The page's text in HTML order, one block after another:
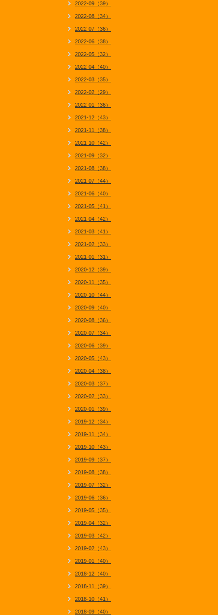
2022-09（39）
2022-08（34）
2022-07（36）
2022-06（38）
2022-05（32）
2022-04（40）
2022-03（35）
2022-02（29）
2022-01（36）
2021-12（43）
2021-11（38）
2021-10（42）
2021-09（32）
2021-08（38）
2021-07（44）
2021-06（40）
2021-05（41）
2021-04（42）
2021-03（41）
2021-02（33）
2021-01（31）
2020-12（39）
2020-11（35）
2020-10（44）
2020-09（40）
2020-08（36）
2020-07（34）
2020-06（39）
2020-05（43）
2020-04（38）
2020-03（37）
2020-02（33）
2020-01（39）
2019-12（34）
2019-11（34）
2019-10（43）
2019-09（37）
2019-08（38）
2019-07（32）
2019-06（36）
2019-05（35）
2019-04（32）
2019-03（42）
2019-02（43）
2019-01（40）
2018-12（40）
2018-11（39）
2018-10（41）
2018-09（40）